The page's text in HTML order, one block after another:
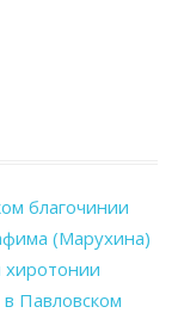
благочинии
(Марухина)
хиротонии
Павловском